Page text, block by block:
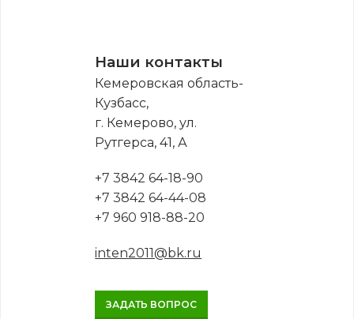
Наши контакты
Кемеровская область-
Кузбасс,
г. Кемерово, ул.
Рутгерса, 41, А
+7 3842 64-18-90
+7 3842 64-44-08
+7 960 918-88-20
inten2011@bk.ru
ЗАДАТЬ ВОПРОС